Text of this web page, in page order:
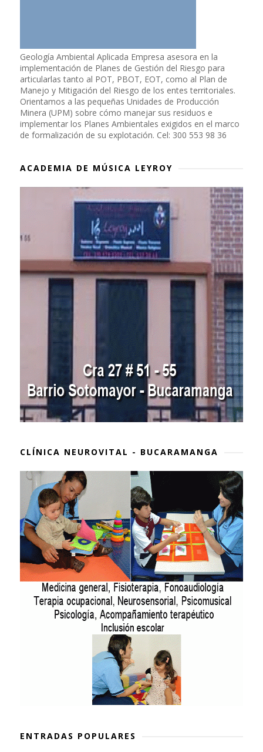
Geología Ambiental Aplicada Empresa asesora en la
implementación de Planes de Gestión del Riesgo para
articularlas tanto al POT, PBOT, EOT, como al Plan de
Manejo y Mitigación del Riesgo de los entes territoriales.
Orientamos a las pequeñas Unidades de Producción
Minera (UPM) sobre cómo manejar sus residuos e
implementar los Planes Ambientales exigidos en el marco
de formalización de su explotación. Cel: 300 553 98 36
ACADEMIA DE MÚSICA LEYROY
CLÍNICA NEUROVITAL - BUCARAMANGA
ENTRADAS POPULARES